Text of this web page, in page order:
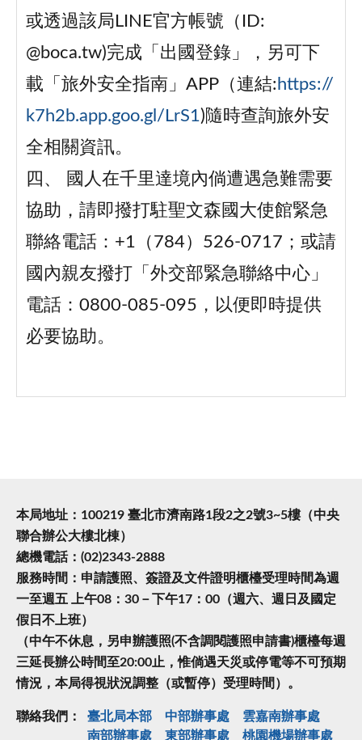
或透過該局LINE官方帳號（ID:
@boca.tw)完成「出國登錄」，另可下
載「旅外安全指南」APP（連結: https://
k7h2b.app.goo.gl/LrS1)隨時查詢旅外安
全相關資訊。
四、 國人在千里達境內倘遭遇急難需要
協助，請即撥打駐聖文森國大使館緊急
聯絡電話：+1（784）526-0717；或請
國內親友撥打「外交部緊急聯絡中心」
電話：0800-085-095，以便即時提供
必要協助。
本局地址：100219 臺北市濟南路1段2之2號3~5樓（中央
聯合辦公大樓北棟）
總機電話：(02)2343-2888
服務時間：申請護照、簽證及文件證明櫃檯受理時間為週
一至週五 上午08：30－下午17：00（週六、週日及國定
假日不上班）
（中午不休息，另申辦護照(不含調閱護照申請書)櫃檯每週
三延長辦公時間至20:00止，惟倘遇天災或停電等不可預期
情況，本局得視狀況調整（或暫停）受理時間）。
聯絡我們： 臺北局本部 中部辦事處
雲嘉南辦事處
南部辦事處
東部辦事處 桃園機場辦事處